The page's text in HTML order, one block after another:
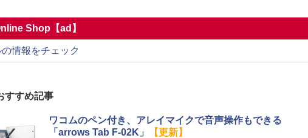
Shop【ad】
情報をチェック
すすめ記事
ワコムのペン付き、アレイマイクで音声操作もできる
「arrows Tab F-02K」
【更新】